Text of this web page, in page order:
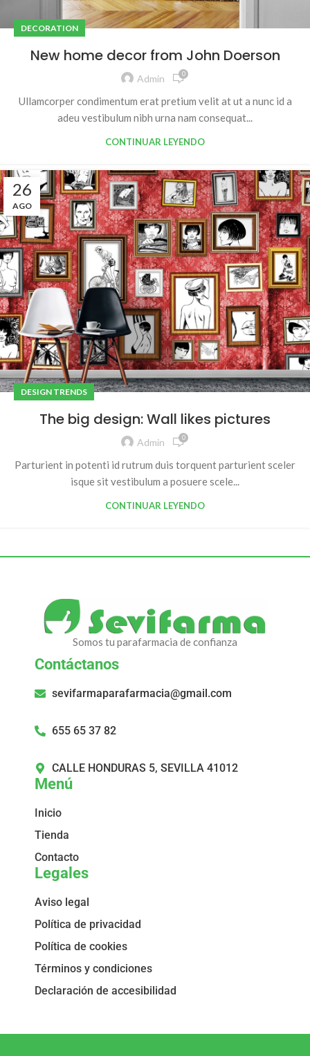
DECORATION
New home decor from John Doerson
Admin 0
Ullamcorper condimentum erat pretium velit at ut a nunc id a
adeu vestibulum nibh urna nam consequat...
CONTINUAR LEYENDO
26
AGO
DESIGN TRENDS
The big design: Wall likes pictures
Admin 0
Parturient in potenti id rutrum duis torquent parturient sceler
isque sit vestibulum a posuere scele...
CONTINUAR LEYENDO
Somos tu parafarmacia de confianza
Menú
Inicio
Tienda
Contacto
Legales
Aviso legal
Política de privacidad
Política de cookies
Términos y condiciones
Declaración de accesibilidad
Contáctanos
sevifarmaparafarmacia@gmail.com
655 65 37 82
CALLE HONDURAS 5, SEVILLA 41012